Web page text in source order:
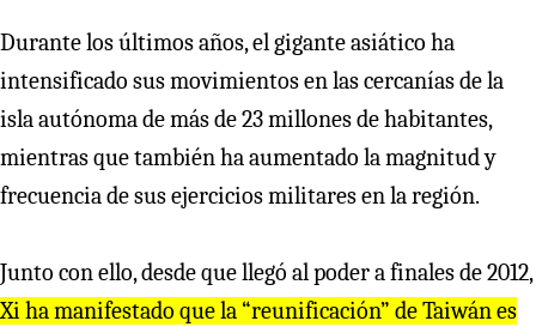
Durante los últimos años, el gigante asiático ha
intensificado sus movimientos en las cercanías de la
isla autónoma de más de 23 millones de habitantes,
mientras que también ha aumentado la magnitud y
frecuencia de sus ejercicios militares en la región.
Junto con ello, desde que llegó al poder a finales de 2012,
Xi ha manifestado que la “reunificación” de Taiwán es